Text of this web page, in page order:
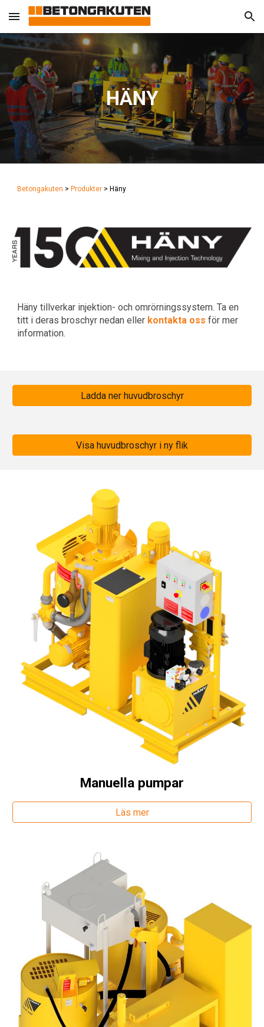
Skip to main content Skip to navigation
HÄNY
Betongakuten > Produkter > Häny
Häny tillverkar injektion- och omrörningssystem. Ta en
titt i derasbroschyr nedan eller kontakta oss för mer
information.
Ladda ner huvudbroschyr
Visa huvudbroschyr i ny flik
Manuella pumpar
Läs mer